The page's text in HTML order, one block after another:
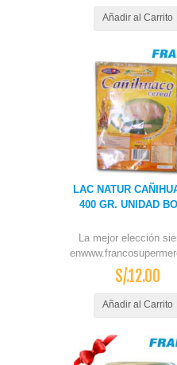
Añadir al Carrito
LAC NATUR
400 GR. UNIDAD
La mejor elección
S/.12.00
Añadir al Carrito